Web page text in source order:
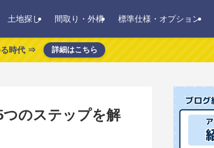
土地探し 間取り・外構 標準仕様・オプション
る時代 ⇒ 詳細はこちら
のステップを解